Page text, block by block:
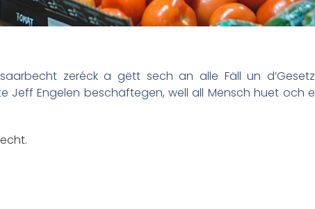
zeréck a gëtt sech an alle Fäll un d’Gesetz
Jeff Engelen beschäftegen, well all Mënsch huet och e